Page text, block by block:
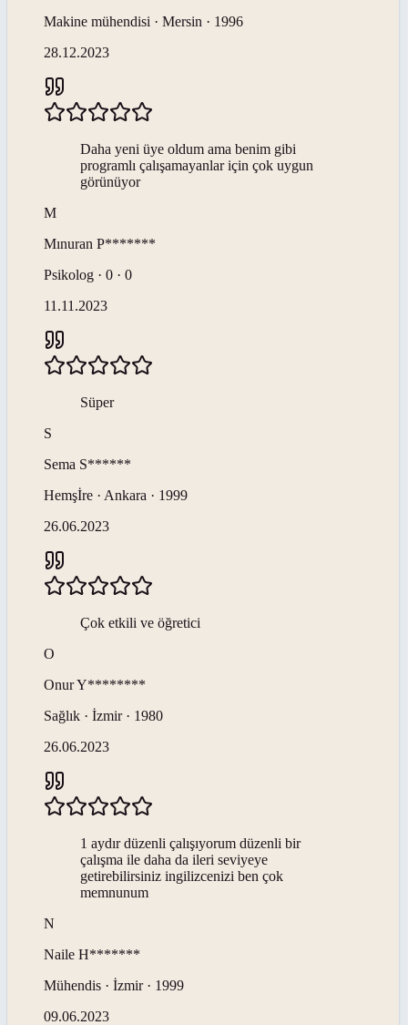
Makine mühendisi · Mersin · 1996
28.12.2023
Daha yeni üye oldum ama benim gibi
programlı çalışamayanlar için çok uygun
görünüyor
M
Mınuran P*******
Psikolog · 0 · 0
11.11.2023
Süper
S
Sema S******
Hemşİre · Ankara · 1999
26.06.2023
Çok etkili ve öğretici
O
OnurY********
Sağlık · İzmir · 1980
26.06.2023
1 aydır düzenli çalışıyorum düzenli bir
çalışma ile daha da ileri seviyeye
getirebilirsiniz ingilizcenizi ben çok
memnunum
N
Naile H*******
Mühendis · İzmir · 1999
09.06.2023